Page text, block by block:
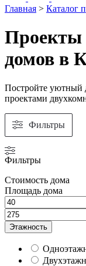
Главная > Каталог
Проекты
домов в
Постройте уютный
проектами
Фильтры
Фильтры
Стоимость дома
Площадь дома
Этажность